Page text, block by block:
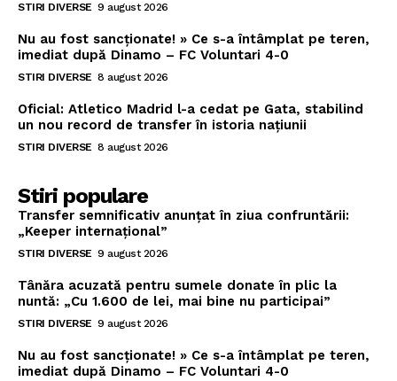
STIRI DIVERSE 9 august 2026
Nu au fost sancționate! » Ce s-a întâmplat pe teren,
imediat după Dinamo – FC Voluntari 4-0
STIRI DIVERSE 8 august 2026
Oficial: Atletico Madrid l-a cedat pe Gata, stabilind
un nou record de transfer în istoria națiunii
STIRI DIVERSE 8 august 2026
Stiri populare
Transfer semnificativ anunțat în ziua confruntării:
„Keeper internațional”
STIRI DIVERSE 9 august 2026
Tânăra acuzată pentru sumele donate în plic la
nuntă: „Cu 1.600 de lei, mai bine nu participai”
STIRI DIVERSE 9 august 2026
Nu au fost sancționate! » Ce s-a întâmplat pe teren,
imediat după Dinamo – FC Voluntari 4-0